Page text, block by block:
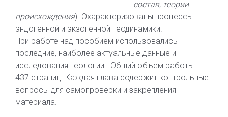
состав, теории
происхождения). Охарактеризованы процессы
эндогенной и экзогенной геодинамики.
При работе над пособием использовались
последние, наиболее актуальные данные и
исследования геологии. Общий объем работы —
437 страниц. Каждая глава содержит контрольные
вопросы для самопроверки и закрепления
материала.